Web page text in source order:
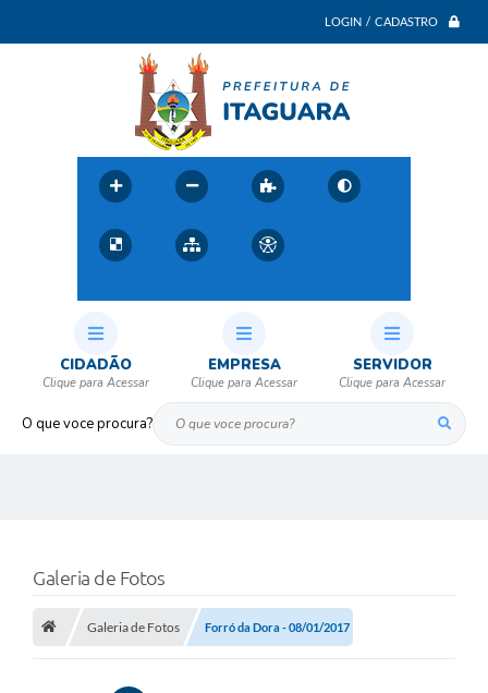
LOGIN / CADASTRO
O que voce procura?
CIDADÃO EMPRESA SERVIDOR
Galeria de Fotos
Galeria de Fotos Forró da Dora - 08/01/2017